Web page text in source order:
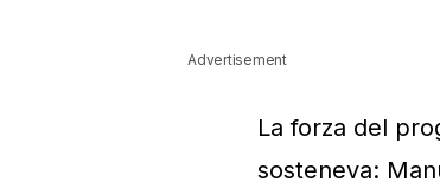
Advertisement
La forza del
sosteneva: